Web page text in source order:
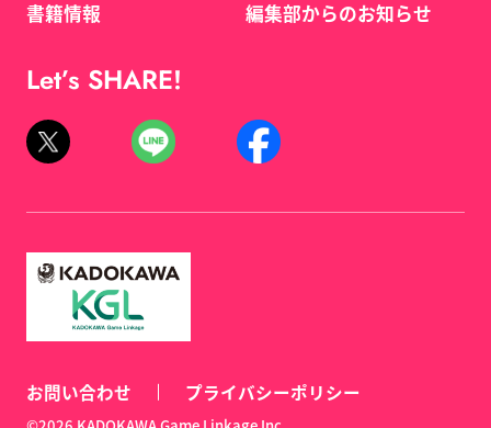
書籍情報
編集部からのお知らせ
Let’s SHARE!
お問い合わせ プライバシーポリシー